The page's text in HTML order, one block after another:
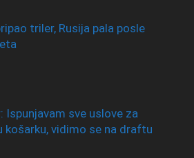
triler, Rusija pala posle
Ispunjavam sve uslove za
košarku, vidimo se na draftu